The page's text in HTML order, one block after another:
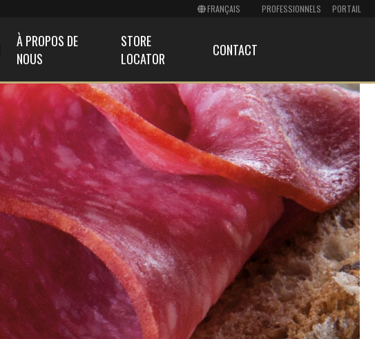
PROFESSIONNELS PORTAIL
À PROPOS DE
NOUS
STORE
LOCATOR
CONTACT